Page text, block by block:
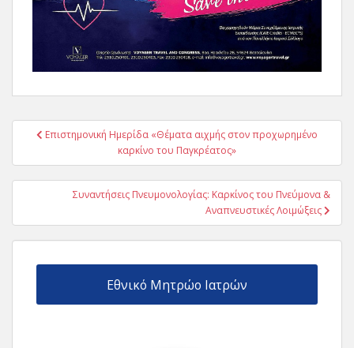
Πλοήγηση
Επιστημονική Ημερίδα «Θέματα αιχμής στον προχωρημένο
καρκίνο του Παγκρέατος»
Συναντήσεις Πνευμονολογίας: Καρκίνος του Πνεύμονα &
Αναπνευστικές Λοιμώξεις
Εθνικό Μητρώο Ιατρών